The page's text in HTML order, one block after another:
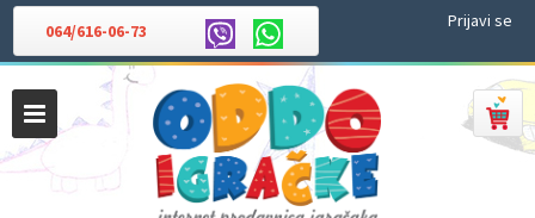
064/616-06-73 Prijavi se